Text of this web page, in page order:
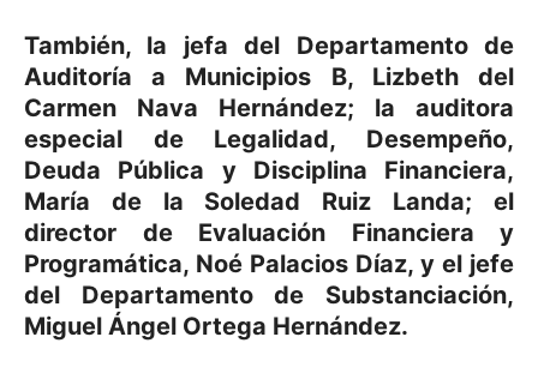
También, la jefa del Departamento de
Auditoría a Municipios B, Lizbeth del
Carmen Nava Hernández; la auditora
especial de Legalidad, Desempeño,
Deuda Pública y Disciplina Financiera,
María de la Soledad Ruiz Landa; el
director de Evaluación Financiera y
Programática, Noé Palacios Díaz, y el jefe
del Departamento de Substanciación,
Miguel Ángel Ortega Hernández.